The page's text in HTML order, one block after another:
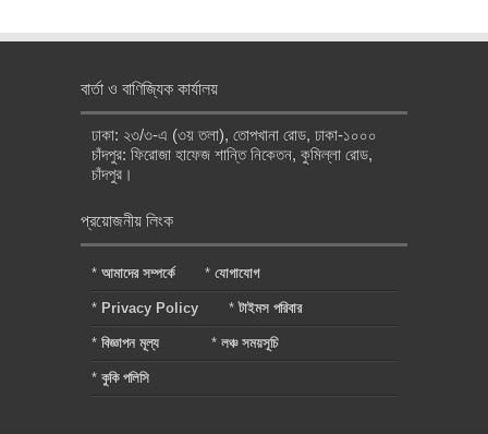
বার্তা ও বাণিজ্যিক কার্যালয়
ঢাকা: ২৩/৩-এ (৩য় তলা), তোপখানা রোড, ঢাকা-১০০০
চাঁদপুর: ফিরোজা হাফেজ শান্তি নিকেতন, কুমিল্লা রোড,
চাঁদপুর।
প্রয়োজনীয় লিংক
* আমাদের সম্পর্কে * যোগাযোগ
* Privacy Policy *টাইমস পরিবার
* বিজ্ঞাপন মূল্য * লঞ্চ সময়সূচি
* কুকি পলিসি